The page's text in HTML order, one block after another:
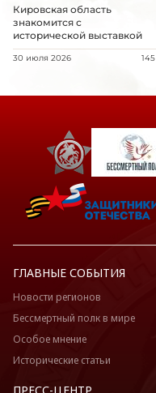
Кировская область
знакомится с
исторической выставкой
30 июля 2026 145
ГЛАВНЫЕ СОБЫТИЯ
Новости регионов
Бессмертный полк в мире
Особое мнение
Исторические статьи